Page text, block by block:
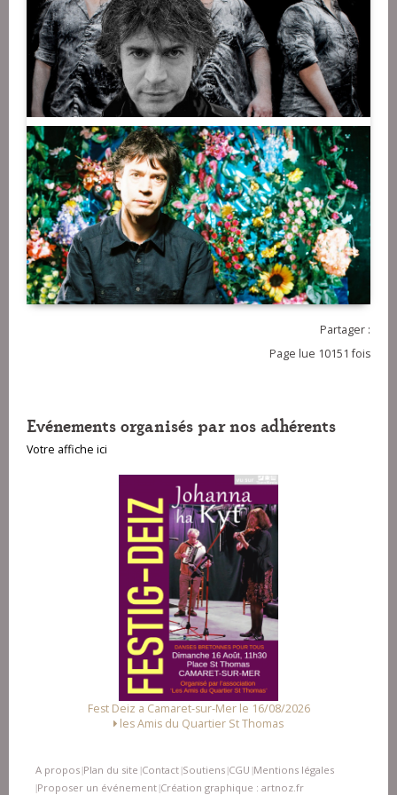
Partager :
Page lue 10151 fois
Evénements organisés par nos adhérents
Votre affiche ici
Fest Deiz a Camaret-sur-Mer le 16/08/2026
les Amis du Quartier St Thomas
A propos |Plan du site |Contact |Soutiens |CGU |Mentions légales
|Proposer un événement |Création graphique : artnoz.fr